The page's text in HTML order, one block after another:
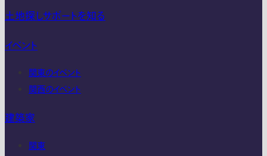
土地探しサポートを知る
イベント
関東のイベント
関西のイベント
建築家
関東